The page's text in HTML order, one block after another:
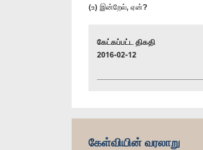
(உ) இன்றேல், ஏன்?
கேட்கப்பட்ட திகதி
2016-02-12
கேள்வியின் வரலாறு